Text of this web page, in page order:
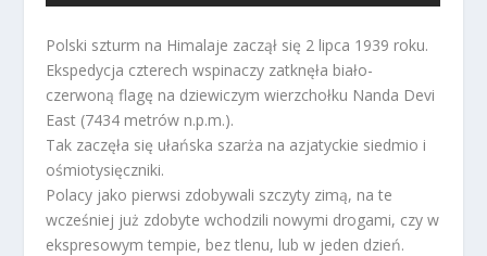
Polski szturm na Himalaje zaczął się 2 lipca 1939 roku.
Ekspedycja czterech wspinaczy zatknęła biało-
czerwoną flagę na dziewiczym wierzchołku Nanda Devi
East (7434 metrów n.p.m.).
Tak zaczęła się ułańska szarża na azjatyckie siedmio i
ośmiotysięczniki.
Polacy jako pierwsi zdobywali szczyty zimą, na te
wcześniej już zdobyte wchodzili nowymi drogami, czy w
ekspresowym tempie, bez tlenu, lub w jeden dzień.